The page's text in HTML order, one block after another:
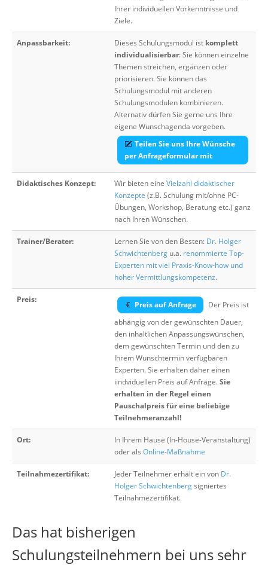
Ihrer individuellen Vorkenntnisse und
Ziele.
Anpassbarkeit: Dieses Schulungsmodul ist komplett
individualisierbar: Sie können einzelne
Themen streichen, ergänzen oder
priorisieren. Sie können das
Schulungsmodul mit anderen
Schulungsmodulen kombinieren.
Alternativ dürfen Sie gerne uns Ihre
eigene Wunschagenda vorgeben.
Teilen Sie uns Ihre Wünsche
per Anfrageformular mit
Didaktisches Konzept: Wir bieten eine Vielzahl didaktischer
Konzepte (z.B. Schulung mit/ohne PC-
Übungen, Workshop, Beratung etc.) ganz
nach Ihren Wünschen.
Trainer/Berater: Lernen Sie von den Besten: Dr. Holger
Schwichtenberg u.a. renommierte Top-
Experten mit viel Praxis-Know-how und
hoher Vermittlungskompetenz.
Preis:
Preis auf Anfrage
Der Preis ist
abhängig von der gewünschten Dauer,
den inhaltlichen Anpassungswünschen,
dem gewünschten Termin und den zu
Ihrem Wunschtermin verfügbaren
Experten. Sie erhalten daher einen
iindviduellen Preis auf Anfrage.Sie
erhalten in der Regel einen
Pauschalpreis für eine beliebige
Teilnehmeranzahl!
Ort:
In Ihrem Hause (In-House-Veranstaltung)
oder als Online-Maßnahme
Teilnahmezertifikat: Jeder Teilnehmer erhält ein von Dr.
Holger Schwichtenbergsigniertes
Teilnahmezertifikat.
Das hat bisherigen
Schulungsteilnehmern bei uns sehr